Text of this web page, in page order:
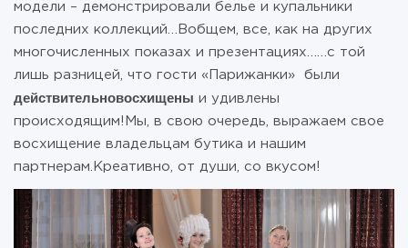
модели – демонстрировали белье и купальники
последних коллекций…Вобщем, все, как на других
многочисленных показах и презентациях……с той
лишь разницей, что гости «Парижанки» были
действительновосхищены и удивлены
происходящим!Мы, в свою очередь, выражаем свое
восхищение владельцам бутика и нашим
партнерам.Креативно, от души, со вкусом!